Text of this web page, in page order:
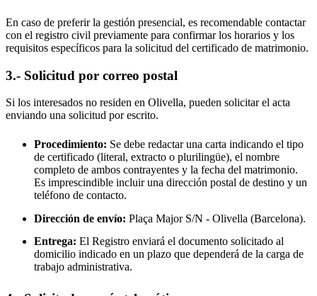
En caso de preferir la gestión presencial, es recomendable contactar
con el registro civil previamente para confirmar los horarios y los
requisitos específicos para la solicitud del certificado de matrimonio.
3.- Solicitud por correo postal
Si los interesados no residen en Olivella, pueden solicitar el acta
enviando una solicitud por escrito.
Procedimiento: Se debe redactar una carta indicando el tipo
de certificado (literal, extracto o plurilingüe), el nombre
completo de ambos contrayentes y la fecha del matrimonio.
Es imprescindible incluir una dirección postal de destino y un
teléfono de contacto.
Dirección de envío: Plaça Major S/N - Olivella (Barcelona).
Entrega: El Registro enviará el documento solicitado al
domicilio indicado en un plazo que dependerá de la carga de
trabajo administrativa.